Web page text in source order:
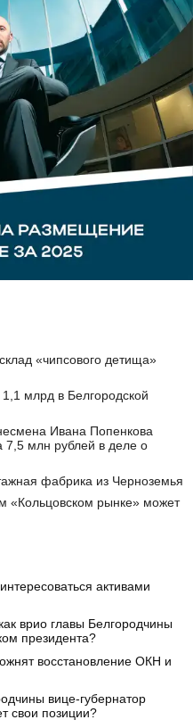
«чипсового детища»
млрд в Белгородской
Ивана Попенкова
7,5 млн рублей в деле о
фабрика из Черноземья
«Кольцовском рынке» может
активами
врио главы Белгородчины
президента?
восстановление ОКН и
вице-губернатор
свои позиции?